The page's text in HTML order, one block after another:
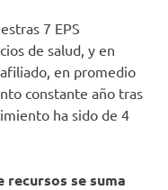
7 EPS
de salud, y en
en promedio
constante año tras
ha sido de 4
se suma